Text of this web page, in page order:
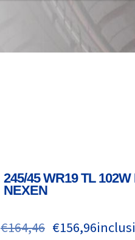
245/45 WR19 TL
NEXEN
€164,46 €156,96